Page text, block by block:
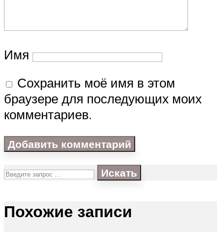
Имя
Сохранить моё имя в этом
браузере для последующих моих
комментариев.
Искать
Похожие записи